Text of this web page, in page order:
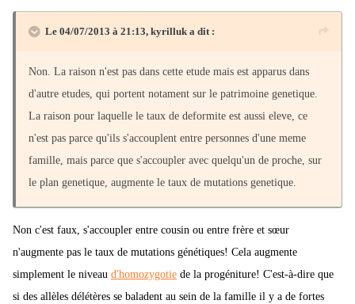
Le 04/07/2013 à 21:13, kyrilluk a dit :
Non. La raison n'est pas dans cette etude mais est apparus dans
d'autre etudes, qui portent notament sur le patrimoine genetique.
La raison pour laquelle le taux de deformite est aussi eleve, ce
n'est pas parce qu'ils s'accouplent entre personnes d'une meme
famille, mais parce que s'accoupler avec quelqu'un de proche, sur
le plan genetique, augmente le taux de mutations genetique.
Non c'est faux, s'accoupler entre cousin ou entre frère et sœur
n'augmente pas le taux de mutations génétiques! Cela augmente
simplement le niveau d'homozygotie de la progéniture! C'est-à-dire que
si des allèles délétères se baladent au sein de la famille il y a de fortes